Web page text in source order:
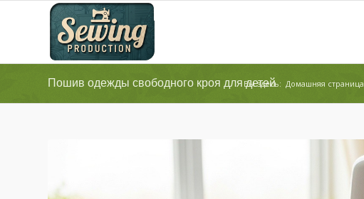
Пошив одежды свободного кроя для детей
Вы здесь: Домашняя страница